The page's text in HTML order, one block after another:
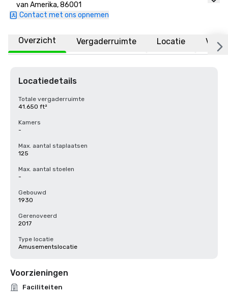
van Amerika, 86001
Contact met ons opnemen
Overzicht Vergaderruimte Locatie
Locatiedetails
Totale vergaderruimte
41.650 ft²
Kamers
-
Max. aantal staplaatsen
125
Max. aantal stoelen
-
Gebouwd
1930
Gerenoveerd
2017
Type locatie
Amusementslocatie
Voorzieningen
Faciliteiten